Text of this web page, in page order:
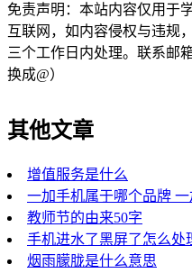
免责声明：本站内容仅用于
互联网，如内容侵权与违规
三个工作日内处理。联系邮
换成@）
其他文章
增值服务是什么
一加手机属于哪个品牌
教师节的由来50字
手机进水了黑屏了怎么处
烟雨朦胧是什么意思